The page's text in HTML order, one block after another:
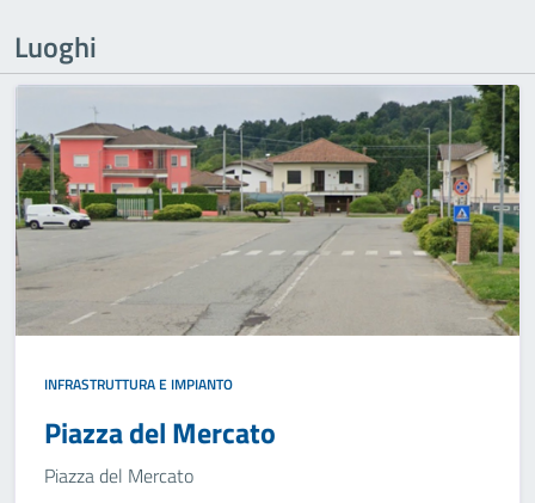
Luoghi
INFRASTRUTTURA E IMPIANTO
Piazza del Mercato
Piazza del Mercato